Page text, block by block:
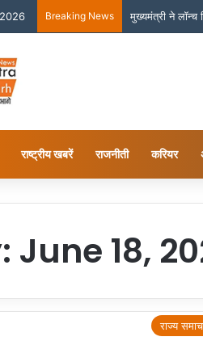
Breaking News मुख्यमंत्री ने लॉन्च
राष्ट्रीय खबरें राजनीती करियर
June 18,
राज्य